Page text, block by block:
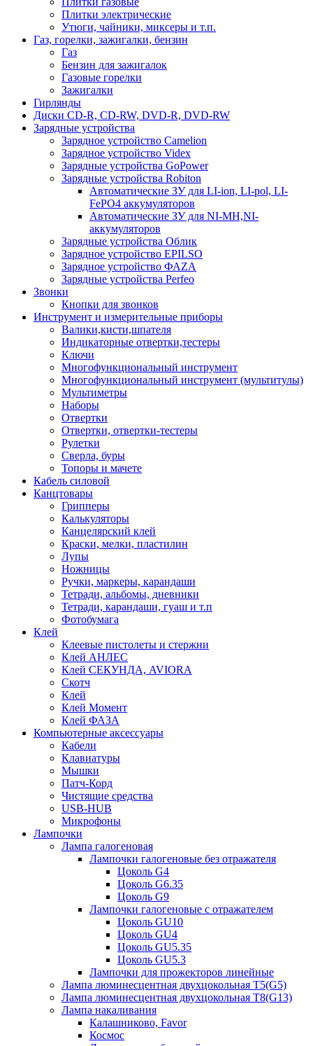
Плитки электрические
Утюги, чайники, миксеры и т.п.
Газ, горелки, зажигалки, бензин
Газ
Бензин для зажигалок
Газовые горелки
Зажигалки
Гирлянды
Диски CD-R, CD-RW, DVD-R, DVD-RW
Зарядные устройства
Зарядное устройство Camelion
Зарядное устройство Videx
Зарядные устройства GoPower
Зарядные устройства Robiton
Автоматические ЗУ для LI-ion, LI-pol, LI-
FePO4 аккумуляторов
Автоматические ЗУ для NI-MH,NI-
аккумуляторов
Зарядные устройства Облик
Зарядное устройство EPILSO
Зарядное устройство ФАZА
Зарядные устройства Perfeo
Звонки
Кнопки для звонков
Инструмент и измерительные приборы
Валики,кисти,шпателя
Индикаторные отвертки,тестеры
Ключи
Многофункциональный инструмент
Многофункциональный инструмент (мультитулы)
Мультиметры
Наборы
Отвертки
Отвертки, отвертки-тестеры
Рулетки
Сверла, буры
Топоры и мачете
Кабель силовой
Канцтовары
Грипперы
Калькуляторы
Канцелярский клей
Краски, мелки, пластилин
Лупы
Ножницы
Ручки, маркеры, карандаши
Тетради, альбомы, дневники
Тетради, карандаши, гуаш и т.п
Фотобумага
Клей
Клеевые пистолеты и стержни
Клей АНЛЕС
Клей СЕКУНДА, AVIORA
Скотч
Клей
Клей Момент
Клей ФАЗА
Компьютерные аксессуары
Кабели
Клавиатуры
Мышки
Патч-Корд
Чистящие средства
USB-HUB
Микрофоны
Лампочки
Лампа галогеновая
Лампочки галогеновые без отражателя
Цоколь G4
Цоколь G6.35
Цоколь G9
Лампочки галогеновые с отражателем
Цоколь GU10
Цоколь GU4
Цоколь GU5.35
Цоколь GU5.3
Лампочки для прожекторов линейные
Лампа люминесцентная двухцокольная Т5(G5)
Лампа люминесцентная двухцокольная Т8(G13)
Лампа накаливания
Калашниково, Favor
Космос